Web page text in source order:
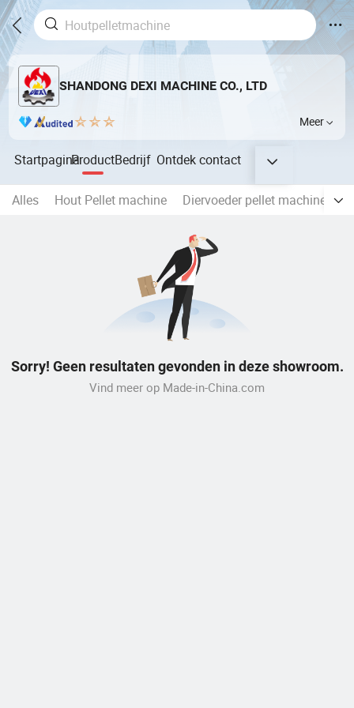
SHANDONG DEXI MACHINE CO., LTD
Meer
StartpaginaProductBedrijf Ontdekcontact
Alles Hout Pellet machine Diervoeder pellet machine
Sorry! Geen resultaten gevonden in deze showroom.
Vind meer op Made-in-China.com